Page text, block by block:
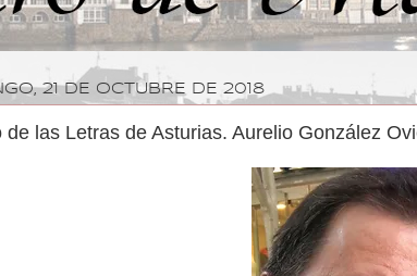
21 DE OCTUBRE DE 2018
de las Letras de Asturias. Aurelio González